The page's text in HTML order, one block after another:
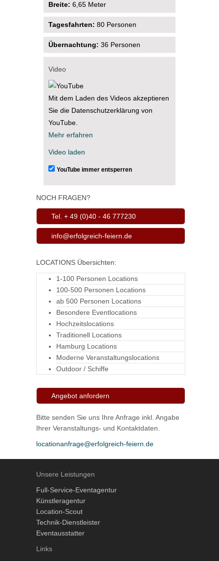
Breite: 6,65 Meter
Tagesfahrten: 80 Personen
Übernachtung: 36 Personen
Video
Mit dem Laden des Videos akzeptieren
Sie die Datenschutzerklärung von
YouTube.
Mehr erfahren
Video laden
YouTube immer entsperren
NOCH FRAGEN?
Tel. + 49 (0)40 - 46 777230
info@erfolgreich-feiern.de
LOCATIONS Übersichten:
1-100 Personen Locations
100-500 Personen Locations
ab 500 Personen Locations
Besondere Eventlocations
Hochzeitslocations
Traditionell Locations
Hamburg Locations
Moderne Veranstaltungslocations
Outdoor / Schiffe
Angebot anfordern
Bitte senden Sie uns Ihre Anfrage inkl. Angabe
Ihrer Veranstaltungs- und Kontaktdaten.
locationanfrage@erfolgreich-feiern.de
Unsere Leistungen
Full-Service-Eventagentur
Künstleragentur
Location-Scout
Technik-Dienstleister
Eventausstatter
Links